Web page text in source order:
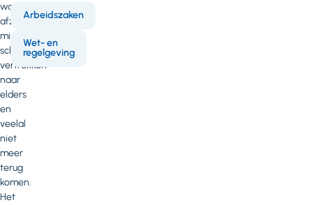
waardoor
afzwaaiende
middelbare
scholieren
vertrekken
naar
elders
en
veelal
niet
meer
terug
komen.
Het
Arbeidszaken
Wet- en
regelgeving